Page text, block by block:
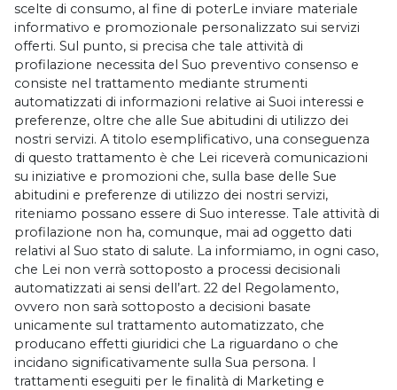
scelte di consumo, al fine di poterLe inviare materiale
informativo e promozionale personalizzato sui servizi
offerti. Sul punto, si precisa che tale attività di
profilazione necessita del Suo preventivo consenso e
consiste nel trattamento mediante strumenti
automatizzati di informazioni relative ai Suoi interessi e
preferenze, oltre che alle Sue abitudini di utilizzo dei
nostri servizi. A titolo esemplificativo, una conseguenza
di questo trattamento è che Lei riceverà comunicazioni
su iniziative e promozioni che, sulla base delle Sue
abitudini e preferenze di utilizzo dei nostri servizi,
riteniamo possano essere di Suo interesse. Tale attività di
profilazione non ha, comunque, mai ad oggetto dati
relativi al Suo stato di salute. La informiamo, in ogni caso,
che Lei non verrà sottoposto a processi decisionali
automatizzati ai sensi dell’art. 22 del Regolamento,
ovvero non sarà sottoposto a decisioni basate
unicamente sul trattamento automatizzato, che
producano effetti giuridici che La riguardano o che
incidano significativamente sulla Sua persona. I
trattamenti eseguiti per le finalità di Marketing e